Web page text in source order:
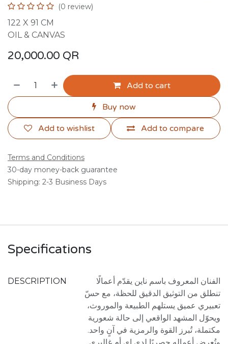
(0 review)
122 X 91 CM
OIL & CANVAS
20,000.00 QR
Add to cart
Buy now
Add to compare
Add to wishlist
Terms and Conditions
30-day money-back guarantee
Shipping: 2-3 Business Days
Specifications
DESCRIPTION
الفنان المعروف باسم ناين يقدّم أعمالًا
تنطلق من التوثيق الدقيق للحظة، مع حسّ
تعبيري عميق يستلهم الطبيعة والموروث،
ويحوّل المشهد الواقعي إلى حالة شعورية
مكتملة، تُبرز القوة والرمزية في آنٍ واحد.